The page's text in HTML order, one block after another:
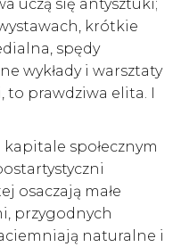
uczą się antysztuki;
krótkie
spędy
wykłady i warsztaty
to prawdziwa elita. I
społecznym
osaczają małe
przygodnych
naturalne i